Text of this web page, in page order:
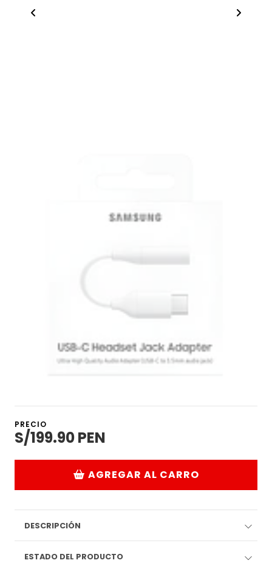
PRECIO
S/199.90 PEN
AGREGAR AL CARRO
DESCRIPCIÓN
ESTADO DEL PRODUCTO